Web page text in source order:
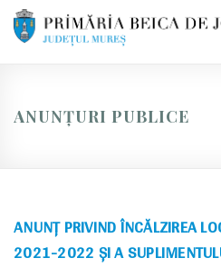
Skip
ANUNȚURI PUBLICE
ANUNȚ PRIVIND ÎNCĂLZIREA
2021-2022 ȘI A